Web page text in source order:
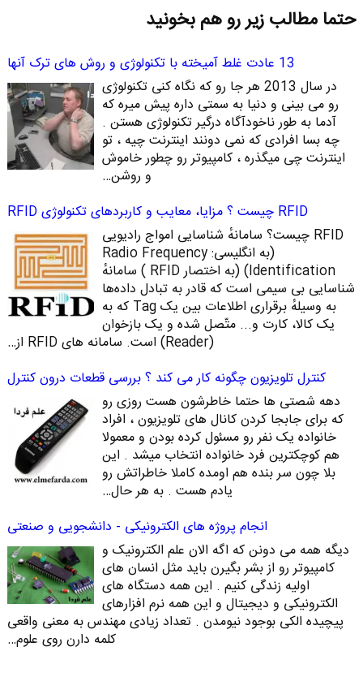
حتما مطالب زیر رو هم بخونید
13 عادت غلط آمیخته با تکنولوژی و روش های ترک آنها
در سال 2013 هر جا رو که نگاه کنی تکنولوژی
رو می بینی و دنیا به سمتی داره پیش میره که
آدما به طور ناخودآگاه درگیر تکنولوژی هستن .
چه بسا افرادی که نمی دونند اینترنت چیه ، تو
اینترنت چی میگذره ، کامپیوتر رو چطور خاموش
و روشن…
RFID چیست ؟ مزایا، معایب و کاربردهای تکنولوژی RFID
RFID چیست؟ سامانهٔ شناسایی امواج رادیویی
(به انگلیسی: Radio Frequency
Identification)‏ (به اختصار RFID ) سامانهٔ
شناسایی بی‌ سیمی است که قادر به تبادل داده‌ها
به ‌وسیلهٔ برقراری اطلاعات بین یک Tag که به
یک کالا، کارت و... متّصل شده‌ و یک بازخوان
(Reader) است. سامانه‌ های RFID از…
کنترل تلویزیون چگونه کار می کند ؟ بررسی قطعات درون کنترل
دهه شصتی ها حتما خاطرشون هست روزی رو
که برای جابجا کردن کانال های تلویزیون ، افراد
خانواده یک نفر رو مسئول کرده بودن و معمولا
هم کوچکترین فرد خانواده انتخاب میشد . این
بلا چون سر بنده هم اومده کاملا خاطراتش رو
یادم هست . به هر حال…
انجام پروژه های الکترونیکی - دانشجویی و صنعتی
دیگه همه می دونن که اگه الان علم الکترونیک و
کامپیوتر رو از بشر بگیرن باید مثل انسان های
اولیه زندگی کنیم . این همه دستگاه های
الکترونیکی و دیجیتال و این همه نرم افزارهای
پیچیده الکی بوجود نیومدن . تعداد زیادی مهندس به معنی واقعی
کلمه دارن روی علوم…